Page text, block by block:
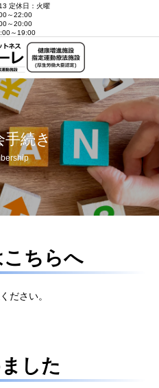
定休日：火曜
～22:00
～20:00
～19:00
手続き
ちらへ
ださい。
した